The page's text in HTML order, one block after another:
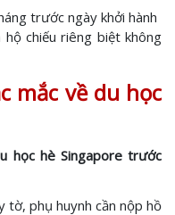
trước ngày khởi hành
hộ chiếu riêng biệt không
mắc về du học
học hè Singapore trước
tờ, phụ huynh cần nộp hồ